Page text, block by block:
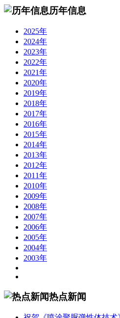
历年信息
2025年
2024年
2023年
2022年
2021年
2020年
2019年
2018年
2017年
2016年
2015年
2014年
2013年
2012年
2011年
2010年
2009年
2008年
2007年
2006年
2005年
2004年
2003年
热点新闻